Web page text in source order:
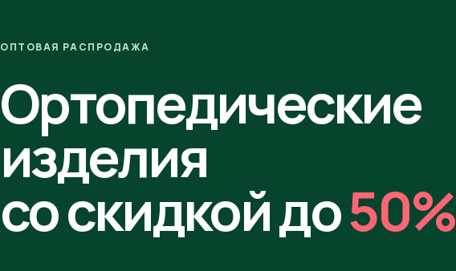
ОПТОВАЯ РАСПРОДАЖА
Ортопедические
изделия
со скидкой до50%